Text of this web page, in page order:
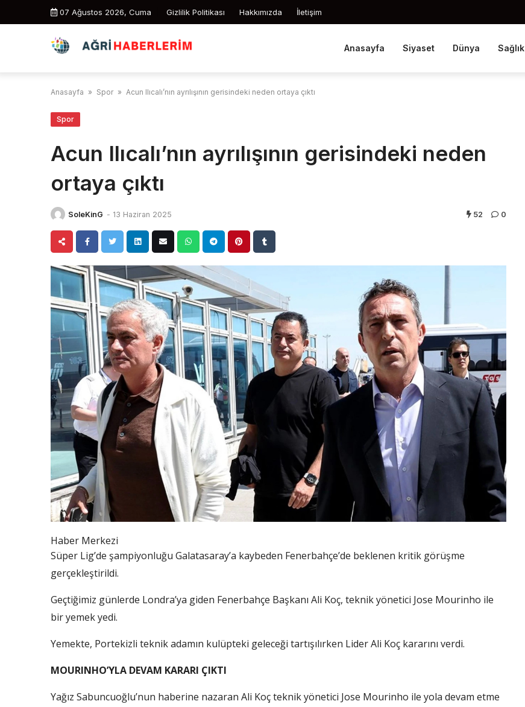
07 Ağustos 2026, Cuma Gizlilik Politikası Hakkımızda İletişim
Anasayfa Siyaset Dünya Sağlık
Anasayfa » Spor » Acun Ilıcalı’nın ayrılışının gerisindeki neden ortaya çıktı
Spor
Acun Ilıcalı’nın ayrılışının gerisindeki neden
ortaya çıktı
SoleKinG - 13 Haziran 2025 52 0
Haber Merkezi
Süper Lig’de şampiyonluğu Galatasaray’a kaybeden Fenerbahçe’de beklenen kritik görüşme
gerçekleştirildi.
Geçtiğimiz günlerde Londra’ya giden Fenerbahçe Başkanı Ali Koç, teknik yönetici Jose Mourinho ile
bir yemek yedi.
Yemekte, Portekizli teknik adamın kulüpteki geleceği tartışılırken Lider Ali Koç kararını verdi.
MOURINHO’YLA DEVAM KARARI ÇIKTI
Yağız Sabuncuoğlu’nun haberine nazaran Ali Koç teknik yönetici Jose Mourinho ile yola devam etme